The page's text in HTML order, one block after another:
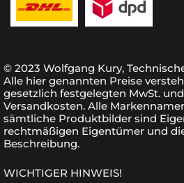
© 2023 Wolfgang Kury,
Alle hier genannten Preise
gesetzlich festgelegten MwSt.
Versandkosten. Alle
sämtliche Produktbilder sind
rechtmäßigen Eigentümer und
Beschreibung.
WICHTIGER HINWEIS!